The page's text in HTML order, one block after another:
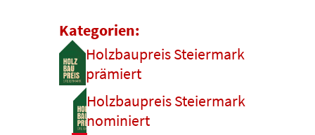
Kategorien:
Holzbaupreis Steiermark
prämiert
Holzbaupreis Steiermark
nominiert